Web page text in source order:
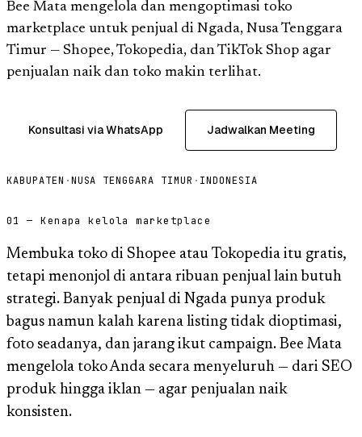
Bee Mata mengelola dan mengoptimasi toko
marketplace untuk penjual di Ngada, Nusa Tenggara
Timur — Shopee, Tokopedia, dan TikTok Shop agar
penjualan naik dan toko makin terlihat.
Konsultasi via WhatsApp Jadwalkan Meeting
KABUPATEN ·NUSA TENGGARA TIMUR · INDONESIA
01 — Kenapa kelola marketplace
Membuka toko di Shopee atau Tokopedia itu gratis,
tetapi menonjol di antara ribuan penjual lain butuh
strategi. Banyak penjual di Ngada punya produk
bagus namun kalah karena listing tidak dioptimasi,
foto seadanya, dan jarang ikut campaign. Bee Mata
mengelola toko Anda secara menyeluruh — dari SEO
produk hingga iklan — agar penjualan naik
konsisten.